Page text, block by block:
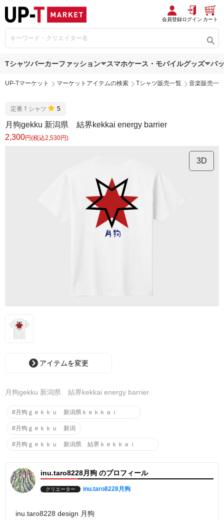
会員登録ログイン カート
Tシャツパーカーファッション スマホケース・モバイルグッズ バ
UP-Tマーケット マーケットアイテムの検索 Tシャツ販売一覧 音楽販売一
定番Ｔシャツ 5
月狗gekku 新潟県 結界kekkai energy barrier
2,300円(税込2,530円)
3D
アイテムを変更
月狗gekku 新潟県 結界kekkai energy barrier
#月狗ｇｅｋｋｕ 新潟県ｋｅｋｋａｉ
#月狗ｇｅｋｋｕ 新潟
#月狗ｇｅｋｋｕ 新潟県 結界ｋｅｋｋａｉ
inu.taro8228月狗 のプロフィール
クリエーター inu.taro8228月狗
inu.taro8228 design 月狗